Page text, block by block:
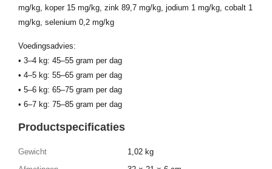
mg/kg, koper 15 mg/kg, zink 89,7 mg/kg, jodium 1 mg/kg, cobalt 1
mg/kg, selenium 0,2 mg/kg
Voedingsadvies:
• 3–4 kg: 45–55 gram per dag
• 4–5 kg: 55–65 gram per dag
• 5–6 kg: 65–75 gram per dag
• 6–7 kg: 75–85 gram per dag
Productspecificaties
Gewicht
1,02 kg